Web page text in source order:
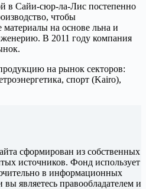
в Сайи-сюр-ла-Лис постепенно
чтобы
на основе льна и
В 2011 году компания
на рынок секторов:
спорт (Kairo),
сформирован из собственных
источников. Фонд использует
в информационных
являетесь правообладателем и